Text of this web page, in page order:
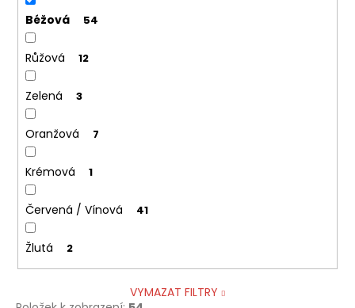
Béžová 54
Růžová 12
Zelená 3
Oranžová 7
Krémová 1
Červená / Vínová 41
Žlutá 2
VYMAZAT FILTRY